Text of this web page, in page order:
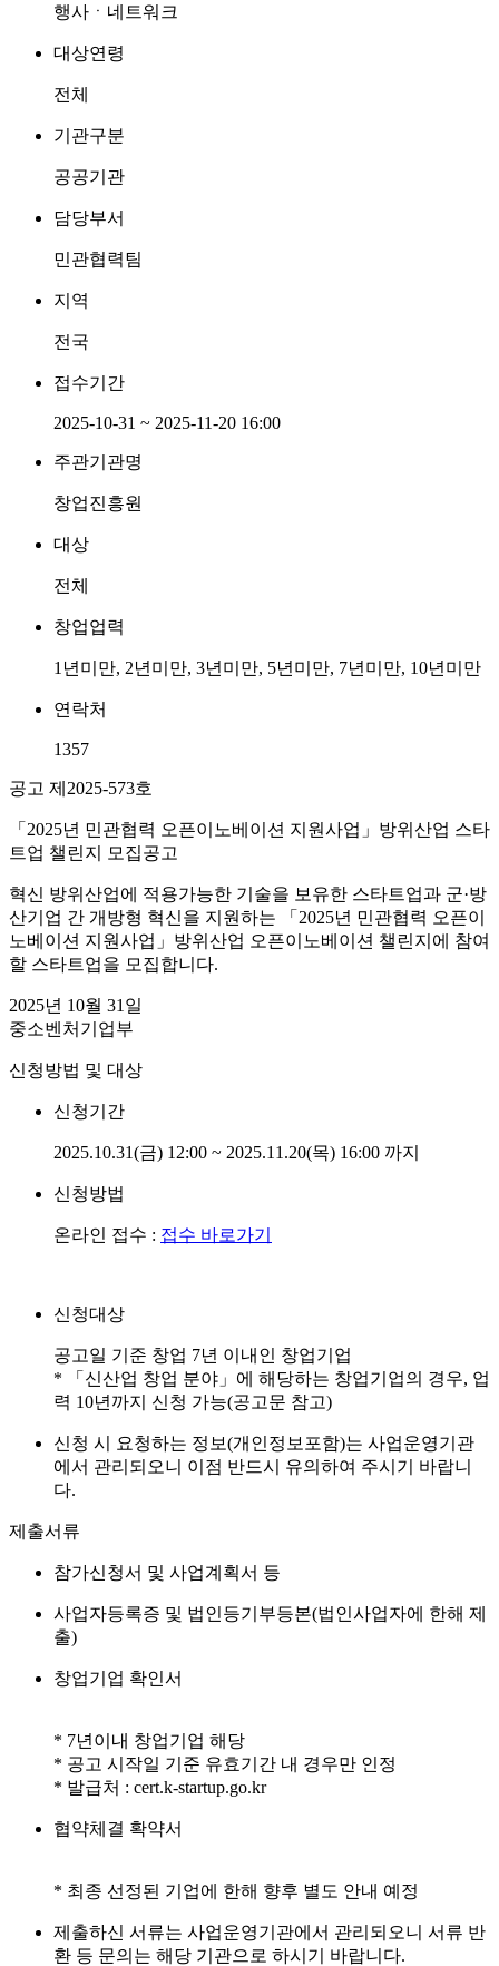
행사ㆍ네트워크
대상연령
전체
기관구분
공공기관
담당부서
민관협력팀
지역
전국
접수기간
2025-10-31 ~ 2025-11-20 16:00
주관기관명
창업진흥원
대상
전체
창업업력
1년미만, 2년미만, 3년미만, 5년미만, 7년미만, 10년미만
연락처
1357
공고 제2025-573호
「2025년 민관협력 오픈이노베이션 지원사업」방위산업 스타
트업 챌린지 모집공고
혁신 방위산업에 적용가능한 기술을 보유한 스타트업과 군·방
산기업 간 개방형 혁신을 지원하는 「2025년 민관협력 오픈이
노베이션 지원사업」방위산업 오픈이노베이션 챌린지에 참여
할 스타트업을 모집합니다.
2025년 10월 31일
중소벤처기업부
신청방법 및 대상
신청기간
2025.10.31(금) 12:00 ~ 2025.11.20(목) 16:00 까지
신청방법
온라인 접수 : 접수 바로가기
신청대상
공고일 기준 창업 7년 이내인 창업기업
* 「신산업 창업 분야」에 해당하는 창업기업의 경우, 업
력 10년까지 신청 가능(공고문 참고)
신청 시 요청하는 정보(개인정보포함)는 사업운영기관
에서 관리되오니 이점 반드시 유의하여 주시기 바랍니
다.
제출서류
참가신청서 및 사업계획서 등
사업자등록증 및 법인등기부등본(법인사업자에 한해 제
출)
창업기업 확인서
* 7년이내 창업기업 해당
* 공고 시작일 기준 유효기간 내 경우만 인정
* 발급처 : cert.k-startup.go.kr
협약체결 확약서
* 최종 선정된 기업에 한해 향후 별도 안내 예정
제출하신 서류는 사업운영기관에서 관리되오니 서류 반
환 등 문의는 해당 기관으로 하시기 바랍니다.